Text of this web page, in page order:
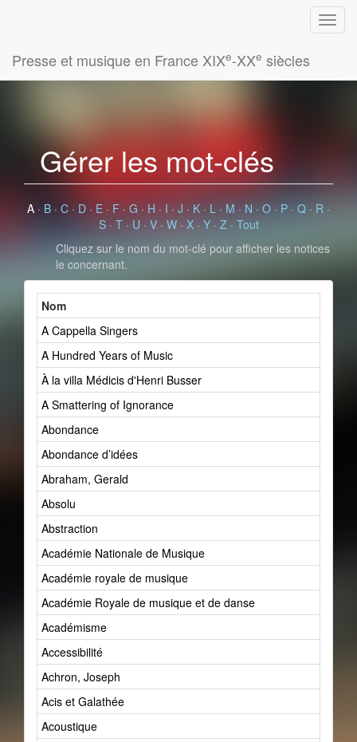
Presse et musique en France XIXe-XXe siècles
Gérer les mot-clés
A · B · C · D · E · F · G · H · I · J · K · L · M · N · O · P · Q · R ·
S· T· U · V· W· X· Y· Z· Tout
Cliquez sur le nom du mot-clé pour afficher les notices
le concernant.
Nom
A Cappella Singers
A Hundred Years of Music
À la villa Médicis d'Henri Busser
A Smattering of Ignorance
Abondance
Abondance d’idées
Abraham, Gerald
Absolu
Abstraction
Académie Nationale de Musique
Académie royale de musique
Académie Royale de musique et de danse
Académisme
Accessibilité
Achron, Joseph
Acis et Galathée
Acoustique